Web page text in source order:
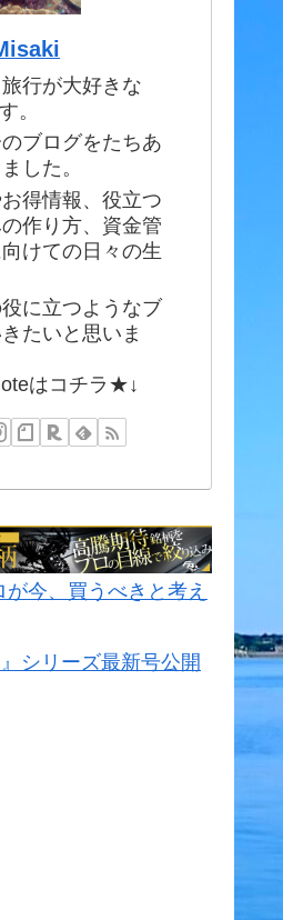
行が大好きな
。
ブログをたちあ
した。
得情報、役立つ
作り方、資金管
けての日々の生
に立つようなブ
たいと思いま
はコチラ★↓
今、買うべきと考え
シリーズ最新号公開